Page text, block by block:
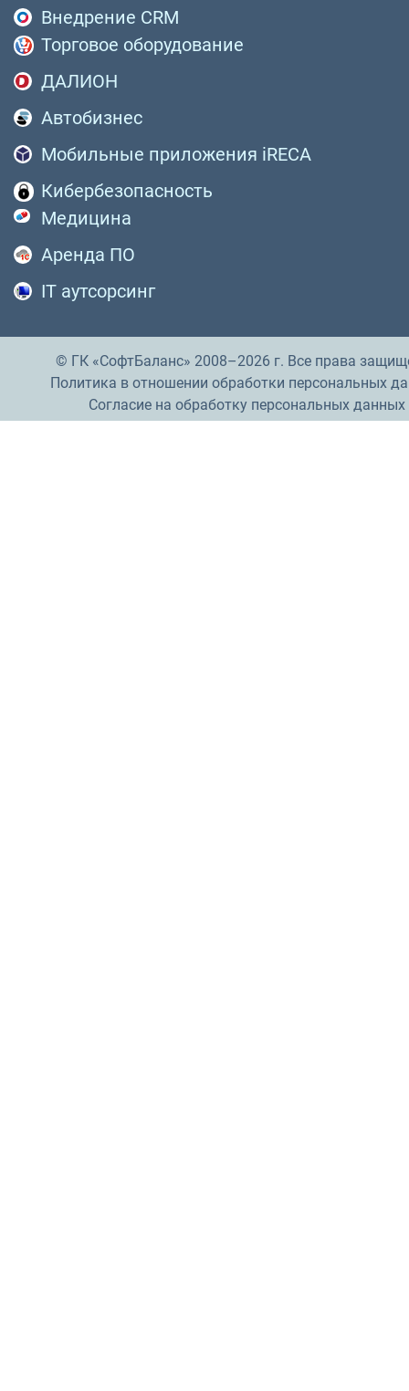
Внедрение CRM
Торговое оборудование
ДАЛИОН
Автобизнес
Мобильные приложения iRECA
Кибербезопасность
Медицина
Аренда ПО
IT аутсорсинг
© ГК «СофтБаланс» 2008–2026 г. Все права
Политика в отношении обработки персональных
Согласие на обработку персональных данных